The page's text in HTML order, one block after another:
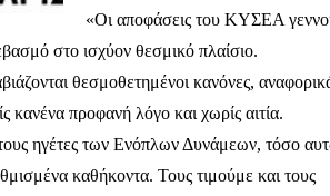
«Οι αποφάσεις του ΚΥΣΕΑ
στο ισχύον θεσμικό πλαίσιο.
θεσμοθετημένοι κανόνες,
προφανή λόγο και χωρίς αιτία.
ηγέτες των Ενόπλων Δυνάμεων, τόσο
καθήκοντα. Τους τιμούμε και τους